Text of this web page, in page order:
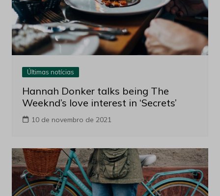
Últimas notícias
Hannah Donker talks being The
Weeknd’s love interest in ‘Secrets’
10 de novembro de 2021